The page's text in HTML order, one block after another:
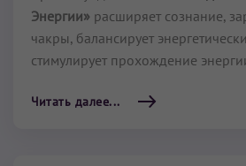
Энергии» расширяет сознание,
чакры, балансирует
стимулирует прохождение
Читать далее...